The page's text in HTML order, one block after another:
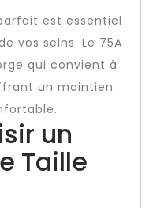
est essentiel
vos seins. Le 75A
qui convient à
un maintien
un
Taille